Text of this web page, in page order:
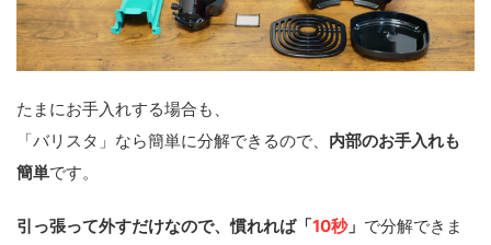
たまにお手入れする場合も、
「バリスタ」なら簡単に分解できるので、 内部のお手入れも
簡単です。
引っ張って外すだけなので、慣れれば「10秒」 で分解できま